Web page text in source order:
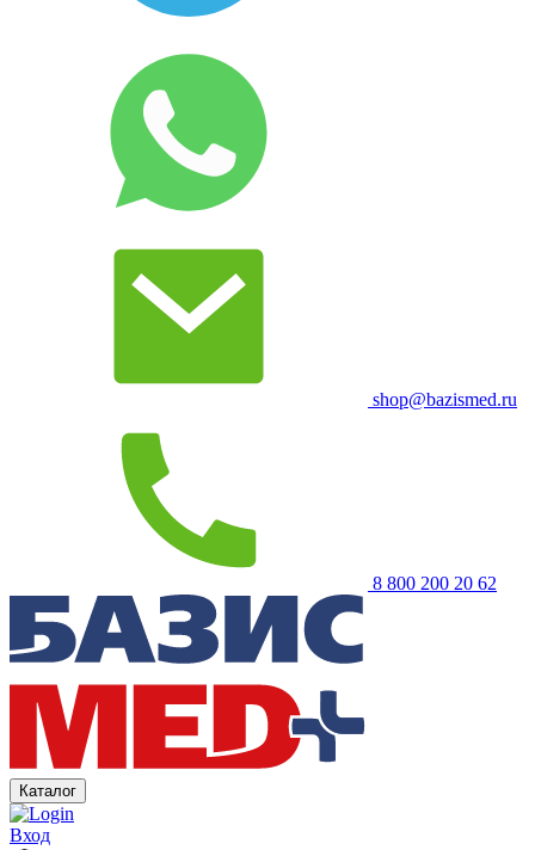
shop@bazismed.ru
8 800 200 20 62
Каталог
Вход